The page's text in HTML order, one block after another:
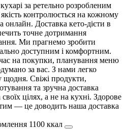
за ретельно розробленим
контролюється на кожному
Доставка кето-дієти в
точне дотримання
Ми прагнемо зробити
доступним і комфортним.
на покупки, планування меню
за вас. З нами легко
щодня. Свіжі продукти,
та зручна доставка
цілях, а не на кухні. Здорове
— це доводить наша доставка
1100 ккал